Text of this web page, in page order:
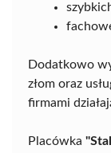
Dodatkowo
złom oraz
firmami
Placówka